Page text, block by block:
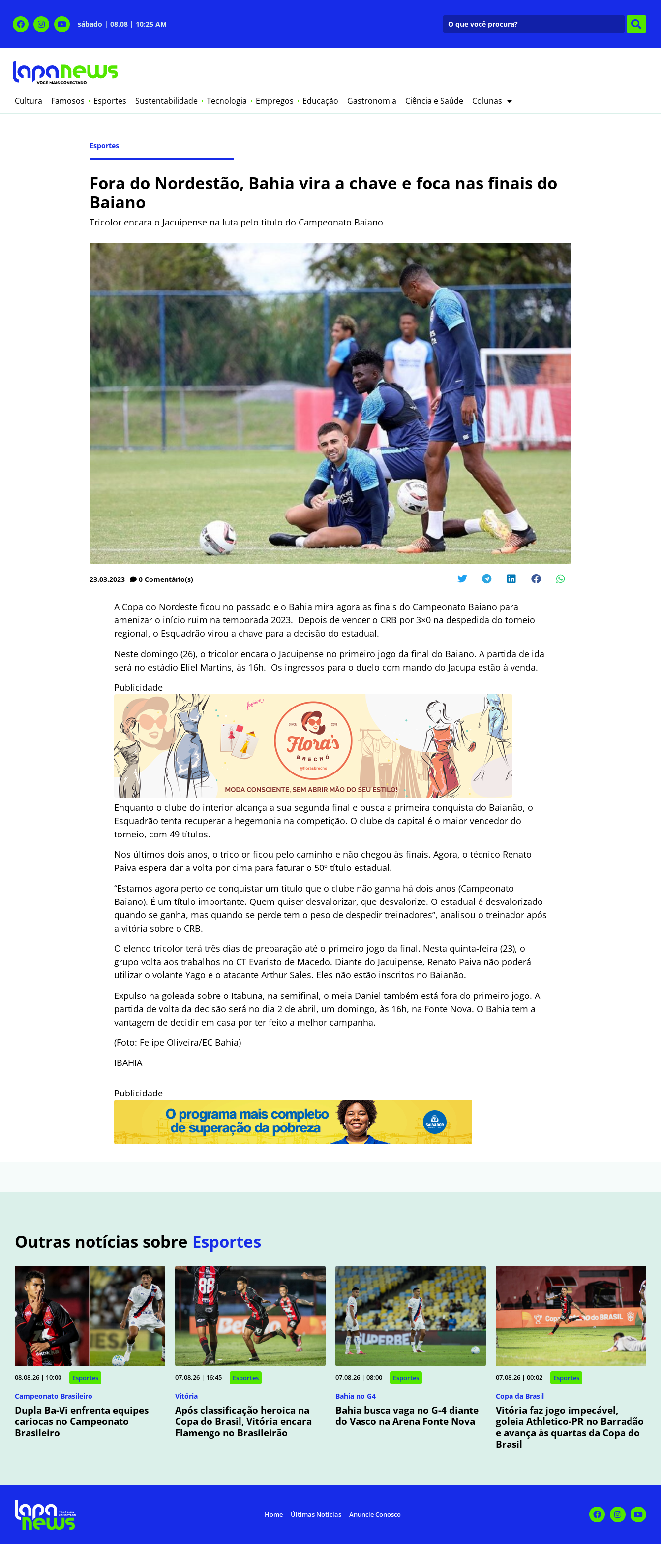
sábado | 08.08 | 10:25 AM
Cultura Famosos Esportes Sustentabilidade Tecnologia Empregos Educação Gastronomia Ciência e Saúde Colunas
Esportes
Fora do Nordestão, Bahia vira a chave e foca nas finais do
Baiano
Tricolor encara o Jacuipense na luta pelo título do Campeonato Baiano
23.03.2023 0 Comentário(s)
A Copa do Nordeste ficou no passado e o Bahia mira agora as finais do Campeonato Baiano para
amenizar o início ruim na temporada 2023. Depois de vencer o CRB por 3×0 na despedida do torneio
regional, o Esquadrão virou a chave para a decisão do estadual.
Neste domingo (26), o tricolor encara o Jacuipense no primeiro jogo da final do Baiano. A partida de ida
será no estádio Eliel Martins, às 16h. Os ingressos para o duelo com mando do Jacupa estão à venda.
Publicidade
Enquanto o clube do interior alcança a sua segunda final e busca a primeira conquista do Baianão, o
Esquadrão tenta recuperar a hegemonia na competição. O clube da capital é o maior vencedor do
torneio, com 49 títulos.
Nos últimos dois anos, o tricolor ficou pelo caminho e não chegou às finais. Agora, o técnico Renato
Paiva espera dar a volta por cima para faturar o 50º título estadual.
“Estamos agora perto de conquistar um título que o clube não ganha há dois anos (Campeonato
Baiano). É um título importante. Quem quiser desvalorizar, que desvalorize. O estadual é desvalorizado
quando se ganha, mas quando se perde tem o peso de despedir treinadores”, analisou o treinador após
a vitória sobre o CRB.
O elenco tricolor terá três dias de preparação até o primeiro jogo da final. Nesta quinta-feira (23), o
grupo volta aos trabalhos no CT Evaristo de Macedo. Diante do Jacuipense, Renato Paiva não poderá
utilizar o volante Yago e o atacante Arthur Sales. Eles não estão inscritos no Baianão.
Expulso na goleada sobre o Itabuna, na semifinal, o meia Daniel também está fora do primeiro jogo. A
partida de volta da decisão será no dia 2 de abril, um domingo, às 16h, na Fonte Nova. O Bahia tem a
vantagem de decidir em casa por ter feito a melhor campanha.
(Foto: Felipe Oliveira/EC Bahia)
IBAHIA
Publicidade
Outras notícias sobre Esportes
08.08.26 | 10:00 Esportes
Campeonato Brasileiro
Dupla Ba-Vi enfrenta equipes
cariocas no Campeonato
Brasileiro
07.08.26 | 16:45 Esportes
Vitória
Após classificação heroica na
Copa do Brasil, Vitória encara
Flamengo no Brasileirão
07.08.26 | 08:00 Esportes
Bahia no G4
Bahia busca vaga no G-4 diante
do Vasco na Arena Fonte Nova
07.08.26 | 00:02 Esportes
Copa da Brasil
Vitória faz jogo impecável,
goleia Athletico-PR no Barradão
e avança às quartas da Copa do
Brasil
Home Últimas Notícias Anuncie Conosco